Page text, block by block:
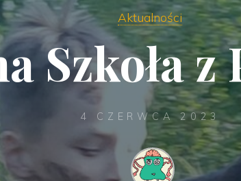
Aktualności
Szkoła
4 CZERWCA 2023